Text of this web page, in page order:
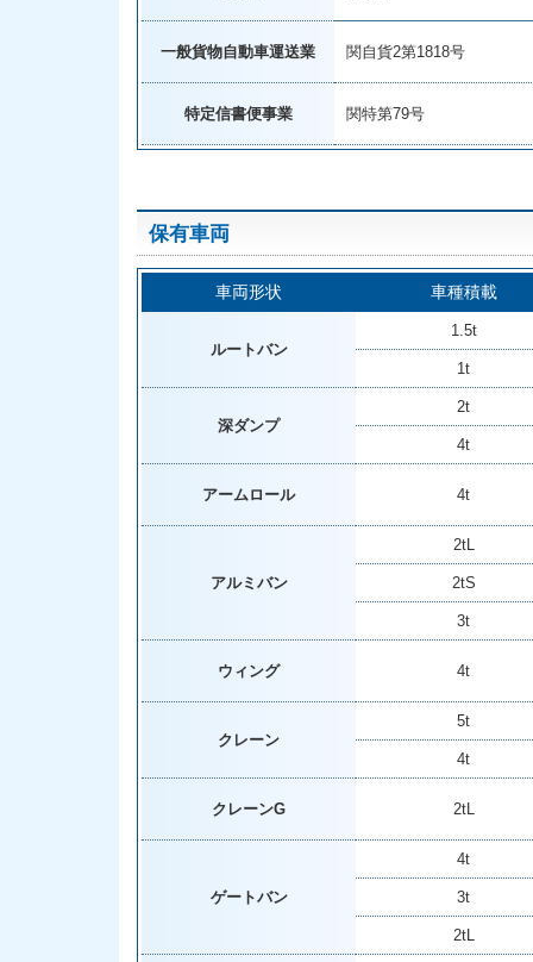
一般貨物自動車運送業 関自貨2第1818号
特定信書便事業 関特第79号
保有車両
車両形状 車種積載
ルートバン
1.5t
1t
深ダンプ
2t
4t
アームロール 4t
アルミバン
2tL
2tS
3t
ウィング 4t
クレーン
5t
4t
クレーンG 2tL
ゲートバン
4t
3t
2tL